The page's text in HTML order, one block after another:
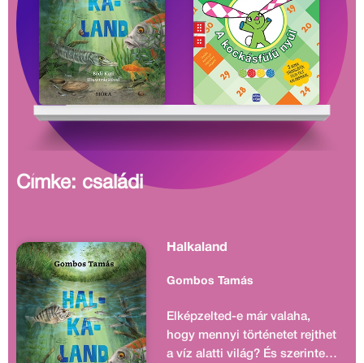
Címke: családi
Halkaland
Gombos Tamás
Elképzelted-e már valaha,
hogy mennyi történetet rejthet
a víz alatti világ? És szerinted